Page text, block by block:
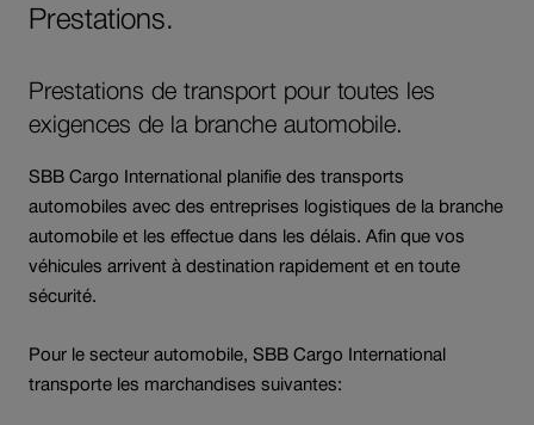
Prestations.
Prestations de transport pour toutes les
exigences de la branche automobile.
SBB Cargo International planifie des transports
automobiles avec des entreprises logistiques de la branche
automobile et les effectue dans les délais. Afin que vos
véhicules arrivent à destination rapidement et en toute
sécurité.
Pour le secteur automobile, SBB Cargo International
transporte les marchandises suivantes: